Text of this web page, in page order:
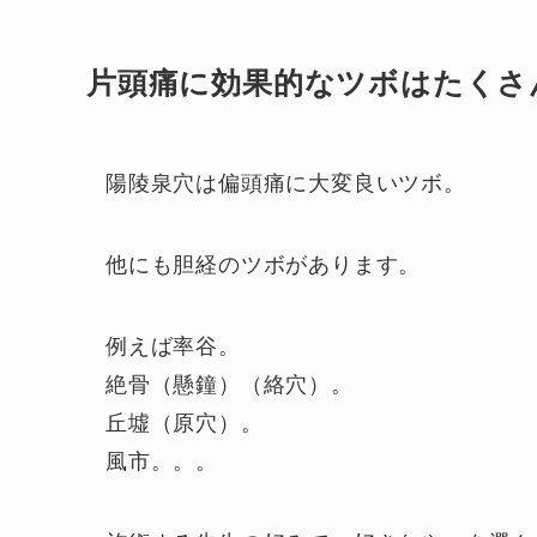
片頭痛に効果的なツボはたく
陽陵泉穴は偏頭痛に大変良いツボ。
他にも胆経のツボがあります。
例えば率谷。
絶骨（懸鐘）（絡穴）。
丘墟（原穴）。
風市。。。